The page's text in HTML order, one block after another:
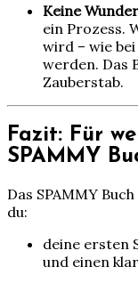
Keine
ein Prozess.
wird – wie
werden. Das
Zauberstab.
Fazit: Für
SPAMMY
Das SPAMMY
du:
deine ersten
und einen